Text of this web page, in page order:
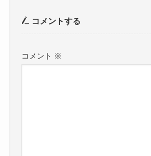
コメントする
コメント ※